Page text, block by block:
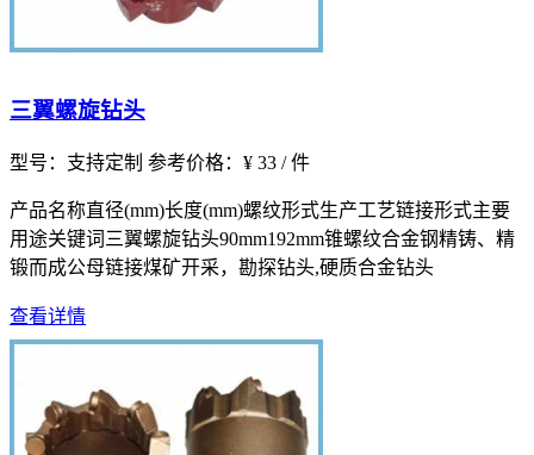
三翼螺旋钻头
型号：支持定制 参考价格：¥ 33 / 件
产品名称直径(mm)长度(mm)螺纹形式生产工艺链接形式主要
用途关键词三翼螺旋钻头90mm192mm锥螺纹合金钢精铸、精
锻而成公母链接煤矿开采，勘探钻头,硬质合金钻头
查看详情